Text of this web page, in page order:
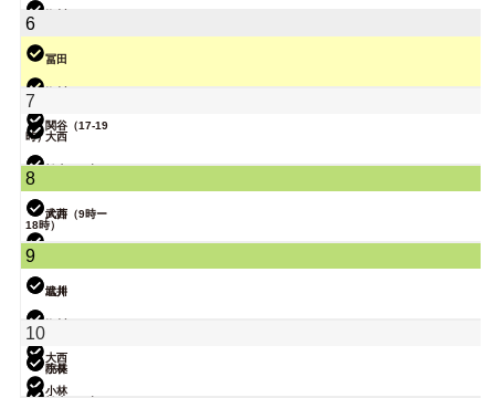
6
冨田
関谷（17-19
時）
院長
7
大西
松本（9時ー
18時）
武井
関谷（17-19
時）
8
大西（9時ー
18時）
武井
時）
院長
9
塩川
大西
小林
10
小林